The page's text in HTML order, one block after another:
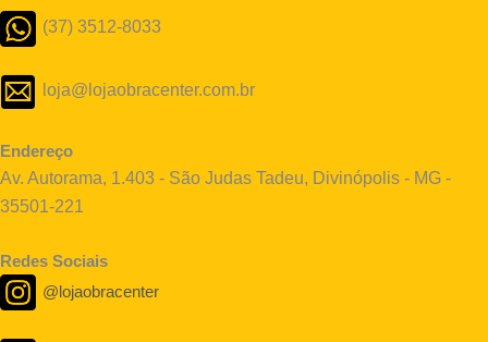
(37) 3512-8033
loja@lojaobracenter.com.br
Endereço
Av. Autorama, 1.403 - São Judas Tadeu, Divinópolis - MG -
35501-221
Redes Sociais
@lojaobracenter